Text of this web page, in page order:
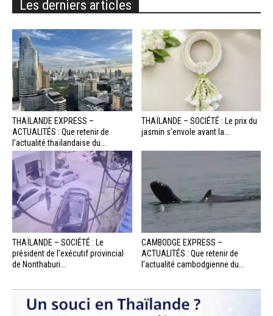
Les derniers articles
THAÏLANDE EXPRESS –
ACTUALITÉS : Que retenir de
l’actualité thaïlandaise du...
THAÏLANDE – SOCIÉTÉ : Le prix du
jasmin s’envole avant la...
THAÏLANDE – SOCIÉTÉ : Le
président de l’exécutif provincial
de Nonthaburi...
CAMBODGE EXPRESS –
ACTUALITÉS : Que retenir de
l’actualité cambodgienne du...